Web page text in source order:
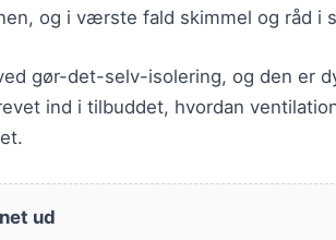
og i værste fald skimmel og råd i
gør-det-selv-isolering, og den er
ind i tilbuddet, hvordan
ud